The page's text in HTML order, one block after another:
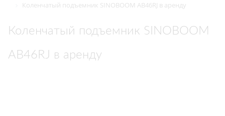
Коленчатый подъемник SINOBOOM AB46RJ в аренду
Коленчатый подъемник SINOBOOM
AB46RJ в аренду